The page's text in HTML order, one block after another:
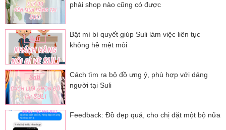
phải shop nào cũng có được
Bật mí bí quyết giúp Suli làm việc liên tục
không hề mệt mỏi
Cách tìm ra bộ đồ ưng ý, phù hợp với dáng
người tại Suli
Feedback: Đồ đẹp quá, cho chị đặt một bộ nữa